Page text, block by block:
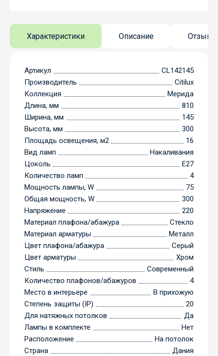
Характеристики Описание Отзывы
Артикул
CL142145
Производитель
Citilux
Коллекция
Мерида
Длина, мм
810
Ширина, мм
145
Высота, мм
300
Площадь освещения, м2
16
Вид ламп
Накаливания
Цоколь
E27
Количество ламп
4
Мощность лампы, W
75
Общая мощность, W
300
Напряжение
220
Материал плафона/абажура
Стекло
Материал арматуры
Металл
Цвет плафона/абажура
Серый
Цвет арматуры
Хром
Стиль
Современный
Количество плафонов/абажуров
4
Место в интерьере
В прихожую
Степень защиты (IP)
20
Для натяжных потолков
Да
Лампы в комплекте
Нет
Расположение
На потолок
Страна
Дания